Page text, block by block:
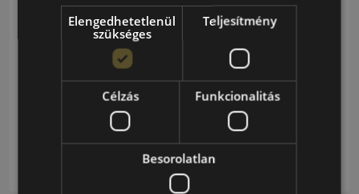
Érdekesség 46 Posts
Gumitesztek 72 Posts
Innováció 39 Posts
Elengedhetetlenül
szükséges
Teljesítmény
Célzás Funkcionalitás
Besorolatlan